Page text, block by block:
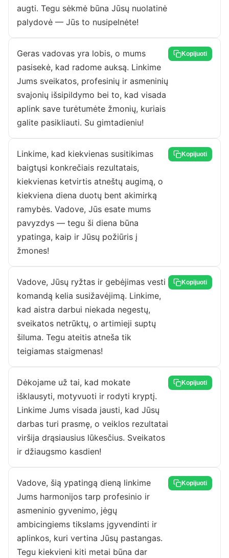
augti. Tegu sėkmė būna Jūsų nuolatinė
palydovė — Jūs to nusipelnėte!
Geras vadovas yra lobis, o mums
pasisekė, kad radome auksą. Linkime
Jums sveikatos, profesinių ir asmeninių
svajonių išsipildymo bei to, kad visada
aplink save turėtumėte žmonių, kuriais
galite pasikliauti. Su gimtadieniu!
Kopijuoti
Linkime, kad kiekvienas susitikimas
baigtųsi konkrečiais rezultatais,
kiekvienas ketvirtis atneštų augimą, o
kiekviena diena duotų bent akimirką
ramybės. Vadove, Jūs esate mums
pavyzdys — tegu ši diena būna
ypatinga, kaip ir Jūsų požiūris į
žmones!
Kopijuoti
Vadove, Jūsų ryžtas ir gebėjimas vesti
komandą kelia susižavėjimą. Linkime,
kad aistra darbui niekada negestų,
sveikatos netrūktų, o artimieji suptų
šiluma. Tegu ateitis atneša tik
teigiamas staigmenas!
Kopijuoti
Dėkojame už tai, kad mokate
išklausyti, motyvuoti ir rodyti kryptį.
Linkime Jums visada jausti, kad Jūsų
darbas turi prasmę, o veiklos rezultatai
viršija drąsiausius lūkesčius. Sveikatos
ir džiaugsmo kasdien!
Kopijuoti
Vadove, šią ypatingą dieną linkime
Jums harmonijos tarp profesinio ir
asmeninio gyvenimo, jėgų
ambicingiems tikslams įgyvendinti ir
aplinkos, kuri vertina Jūsų pastangas.
Tegu kiekvieni kiti metai būna dar
Kopijuoti